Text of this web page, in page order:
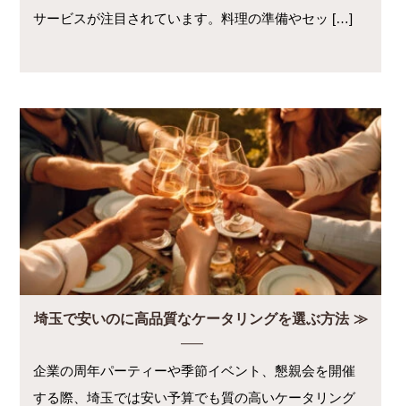
サービスが注目されています。料理の準備やセッ […]
埼玉で安いのに高品質なケータリングを選ぶ方法
企業の周年パーティーや季節イベント、懇親会を開催
する際、埼玉では安い予算でも質の高いケータリング